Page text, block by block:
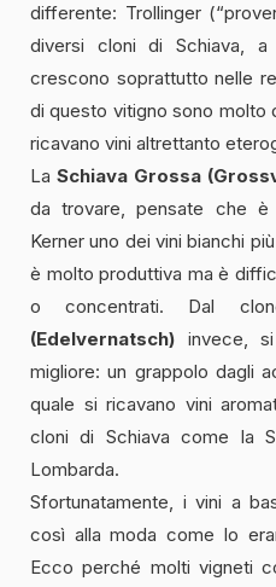
differente: Trollinger
diversi cloni di Schiava,
crescono soprattutto nelle
di questo vitigno sono molto
ricavano vini altrettanto
LaSchiava Grossa
da trovare, pensate che
Kerner uno dei vini bianchi
è molto produttiva ma è
o concentrati. Dal
(Edelvernatsch) invece,
migliore: un grappolo dagli
quale si ricavano vini
cloni di Schiava come la
Lombarda.
Sfortunatamente, i vini a
così alla moda come lo
Ecco perché molti vigneti